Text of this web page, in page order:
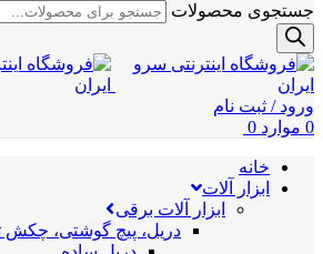
جستجوی محصولات
ورود / ثبت نام
0 موارد 0
خانه
ابزار آلات
ابزار آلات برقی
دریل، پیچ گوشتی، چکش